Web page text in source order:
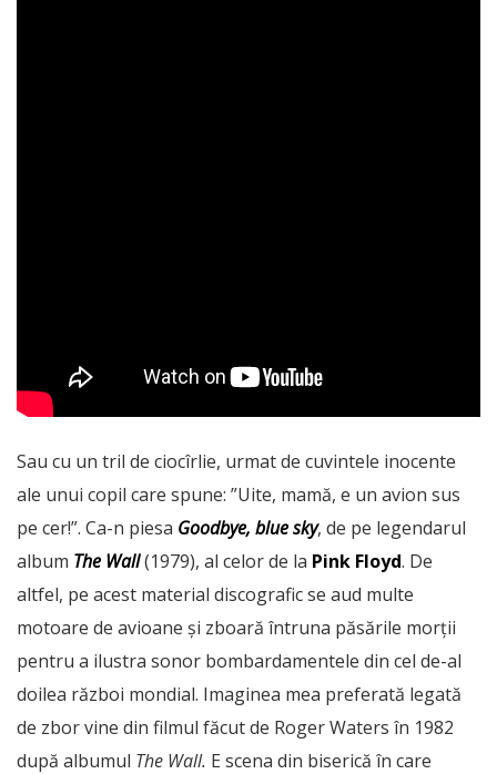
Sau cu un tril de ciocîrlie, urmat de cuvintele inocente
ale unui copil care spune: ”Uite, mamă, e un avion sus
pe cer!”. Ca-n piesa Goodbye, blue sky, de pe legendarul
album The Wall(1979), al celor de la Pink Floyd. De
altfel, pe acest material discografic se aud multe
motoare de avioane și zboară întruna păsările morții
pentru a ilustra sonor bombardamentele din cel de-al
doilea război mondial. Imaginea mea preferată legată
de zbor vine din filmul făcut de Roger Waters în 1982
după albumul The Wall. E scena din biserică în care